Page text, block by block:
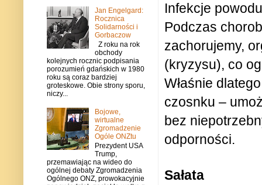
Infekcje
Podczas
zachorujemy,
(kryzysu), co
Właśnie
czosnku –
bez
odporności.
Sałata
Jan Engelgard:
Rocznica
Solidarności i
Gorbaczow
Z roku na rok
obchody
kolejnych rocznic podpisania
porozumień gdańskich w 1980
roku są coraz bardziej
groteskowe. Obie strony sporu,
niczy...
Bojowe,
wirtualne
Zgromadzenie
Ogóle ONZtu
Prezydent USA
Trump,
przemawiając na wideo do
ogólnej debaty Zgromadzenia
Ogólnego ONZ, prowokacyjnie